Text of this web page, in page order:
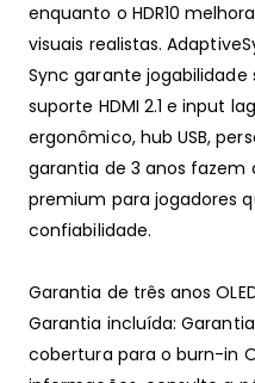
enquanto o HDR10
visuais realistas.
Sync garante
suporte HDMI 2.1 e input
ergonômico, hub USB,
garantia de 3 anos fazem
premium para jogadores
confiabilidade.
Garantia de três anos
Garantia incluída:
cobertura para o burn-in